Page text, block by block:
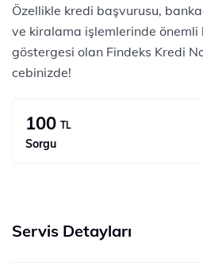
Özellikle kredi başvurusu,
ve kiralama işlemlerinde
göstergesi olan Findeks Kredi
cebinizde!
100 TL
Sorgu
Servis Detayları